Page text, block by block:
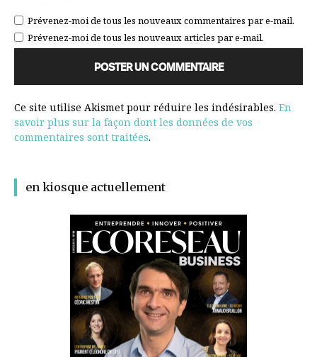
Prévenez-moi de tous les nouveaux commentaires par e-mail.
Prévenez-moi de tous les nouveaux articles par e-mail.
Ce site utilise Akismet pour réduire les indésirables. En
savoir plus sur la façon dont les données de vos
commentaires sont traitées.
en kiosque actuellement